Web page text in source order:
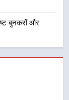
से सजेगा
का मंच,
तक होगा
बुनकरों और